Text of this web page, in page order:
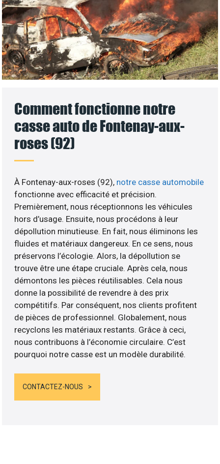
Comment fonctionne notre
casse auto de Fontenay-aux-
roses (92)
À Fontenay-aux-roses (92), notre casse automobile
fonctionne avec efficacité et précision.
Premièrement, nous réceptionnons les véhicules
hors d’usage. Ensuite, nous procédons à leur
dépollution minutieuse. En fait, nous éliminons les
fluides et matériaux dangereux. En ce sens, nous
préservons l’écologie. Alors, la dépollution se
trouve être une étape cruciale. Après cela, nous
démontons les pièces réutilisables. Cela nous
donne la possibilité de revendre à des prix
compétitifs. Par conséquent, nos clients profitent
de pièces de professionnel. Globalement, nous
recyclons les matériaux restants. Grâce à ceci,
nous contribuons à l’économie circulaire. C’est
pourquoi notre casse est un modèle durabilité.
CONTACTEZ-NOUS